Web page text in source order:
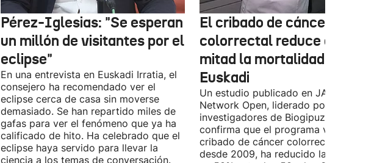
Pérez-Iglesias: "Se esperan
un millón de visitantes por el
eclipse"
En una entrevista en Euskadi Irratia, el
consejero ha recomendado ver el
eclipse cerca de casa sin moverse
demasiado. Se han repartido miles de
gafas para ver el fenómeno que ya ha
calificado de hito. Ha celebrado que el
eclipse haya servido para llevar la
ciencia a los temas de conversación.
El cribado de cáncer
colorrectal reduce a la
mitad la mortalidad en
Euskadi
Un estudio publicado en JAMA
Network Open, liderado por
investigadores de Biogipuzkoa y
confirma que el programa vasco de
cribado de cáncer colorrectal, activo
desde 2009, ha reducido la